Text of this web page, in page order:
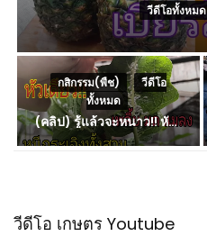
วีดีโอทั้งหมด
กสิกรรม(พืช) , วีดีโอ
ทั้งหมด
(คลิป) รู้แล้วจะหนาว!! หัวเดียว สูตรกำจัดเพลี้ย มด หนอนแมลง หนีกระเจิงทั้งสวน ลองทำดูสิ
วีดีโอ เกษตร Youtube